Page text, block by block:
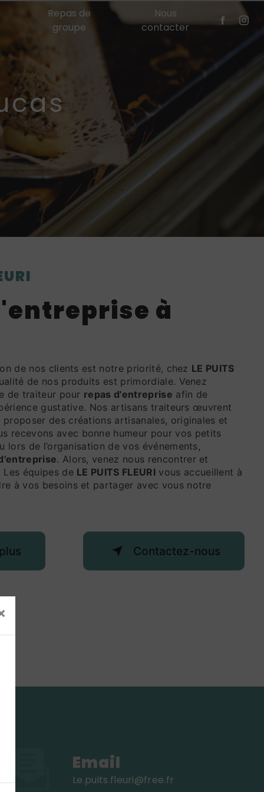
Repas de
groupe
Nous
contacter
de nos clients est notre priorité, chez LE PUITS
de nos produits est primordiale. Venez
de traiteur pour repas d'entreprise afin de
gustative. Nos artisans traiteurs œuvrent
des créations artisanales, originales et
recevons avec bonne humeur pour vos petits
lors de l’organisation de vos événements,
. Alors, venez nous rencontrer et
équipes de LE PUITS FLEURIvous accueillent à
à vos besoins et partager avec vous notre
Contactez-nous
Email
le.puits.fleuri@free.fr